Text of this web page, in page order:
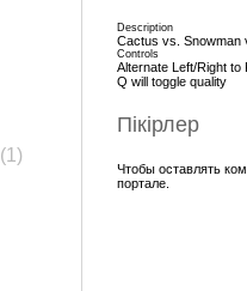
(1)
Description
Cactus vs. Snowman
Controls
Alternate Left/Right to
Q will toggle quality
Пікірлер
Чтобы оставлять
портале.